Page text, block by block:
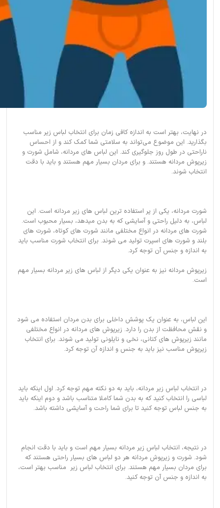
در نهایت، بهتر است به اندازه کافی زمان برای انتخاب لباس زیر مناسب
بگذارید. این موضوع می‌تواند به سلامتی شما کمک کند و از احساس
ناراحتی در طول روز جلوگیری کند. این لباس های مردانه، شامل شورت و
زیرپوش مردانه هستند. و برای مردان بسیار مهم هستند و باید با دقت
انتخاب شوند.
شورت مردانه، یکی از پر استفاده ترین لباس های زیر مردانه است. این
لباس، به دلیل راحتی و آسایشی که به بدن میدهد، بسیار محبوب است.
شورت های مردانه در انواع مختلفی مانند شورت های کوتاه، شورت های
بلند و شورت های اسپرت تولید می شوند. برای انتخاب شورت مناسب باید
به اندازه و جنس آن توجه کرد.
زیرپوش مردانه نیز به عنوان یکی دیگر از لباس های زیر مردانه بسیار مهم
است.
این لباس، به عنوان یک پوشش داخلی برای بدن مردان استفاده می شود
و نقش محافظت از بدن را دارد. زیرپوش های مردانه در انواع مختلفی
مانند زیرپوش های کتانی، نخی و نایلونی تولید می شوند. برای انتخاب
زیرپوش مناسب نیز باید به جنس و اندازه آن توجه کرد.
در انتخاب لباس زیر مردانه، باید به دو نکته مهم توجه کرد. اول اینکه باید
لباسی را انتخاب کنید که به بدن شما کاملا متناسب باشد و دوم اینکه باید
به جنس لباس توجه کنید تا برای شما راحت و آسایشی داشته باشد.
در نتیجه، انتخاب لباس زیر مردانه بسیار مهم است و باید با دقت انجام
شود. شورت و زیرپوش مردانه هر دو لباس های بسیار راحتی هستند که
برای مردان بسیار مهم هستند. برای انتخاب لباس زیر مناسب بهتر است،
به اندازه و جنس آن توجه کنید.